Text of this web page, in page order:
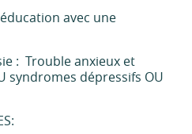
avec une
: Trouble anxieux et
syndromes dépressifs OU